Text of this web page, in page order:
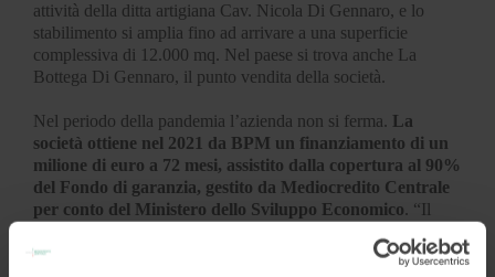
attività della ditta artigiana Cav. Nicola Di Gennaro, e lo
stabilimento si amplia fino ad arrivare a una superficie
complessiva di 12.000 mq. Nel paese si trova anche La
Bottega Di Gennaro, il punto vendita della società.
Nel periodo della pandemia l’azienda non si ferma. La
società ottiene nel 2021 da BPM un finanziamento di un
milione di euro a 72 mesi, assistito dalla copertura al 90%
del Fondo di garanzia, gestito da Mediocredito Centrale
per conto del Ministero dello Sviluppo Economico. “Il
utilizzato per il pagamento dei fornitori correnti permettendo